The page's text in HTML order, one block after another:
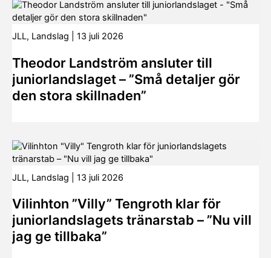
JLL, Landslag 13 juli 2026
Theodor Landström ansluter till
juniorlandslaget – ”Små detaljer gör
den stora skillnaden”
JLL, Landslag 13 juli 2026
Vilinhton ”Villy” Tengroth klar för
juniorlandslagets tränarstab – ”Nu vill
jag ge tillbaka”